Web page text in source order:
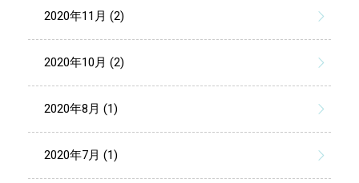
2020年11月 (2)
2020年10月 (2)
2020年8月 (1)
2020年7月 (1)